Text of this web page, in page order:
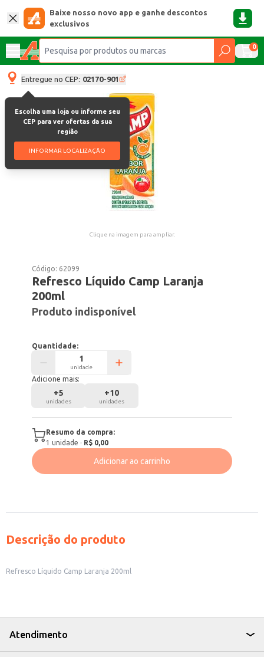
Baixe nosso novo app e ganhe descontos
exclusivos
0
Entregue no CEP: 02170-901
Escolha uma loja ou informe seu
CEP para ver ofertas da sua
região
INFORMAR LOCALIZAÇÃO
Clique na imagem para ampliar.
Código: 62099
Refresco Líquido Camp Laranja
200ml
Produto indisponível
Quantidade:
unidade
Adicione mais:
+5
unidades
+10
unidades
Resumo da compra:
1 unidade · R$ 0,00
Adicionar ao carrinho
Descrição do produto
Refresco Líquido Camp Laranja 200ml
Atendimento